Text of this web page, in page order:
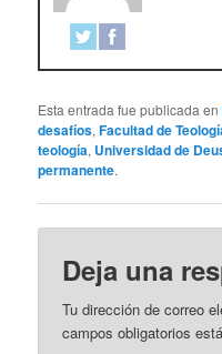
Esta entrada fue publicada en
desafíos,Facultad de
teología, Universidad de
permanente.
Deja una
Tu dirección de correo
campos obligatorios